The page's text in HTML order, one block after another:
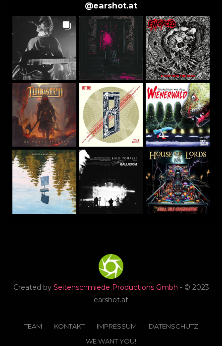
@earshot.at
Created by Seitenschmiede Productions Gmbh - © 2023
earshot.at
TEAM KONTAKT IMPRESSUM
DATENSCHUTZ
WE WANT YOU!